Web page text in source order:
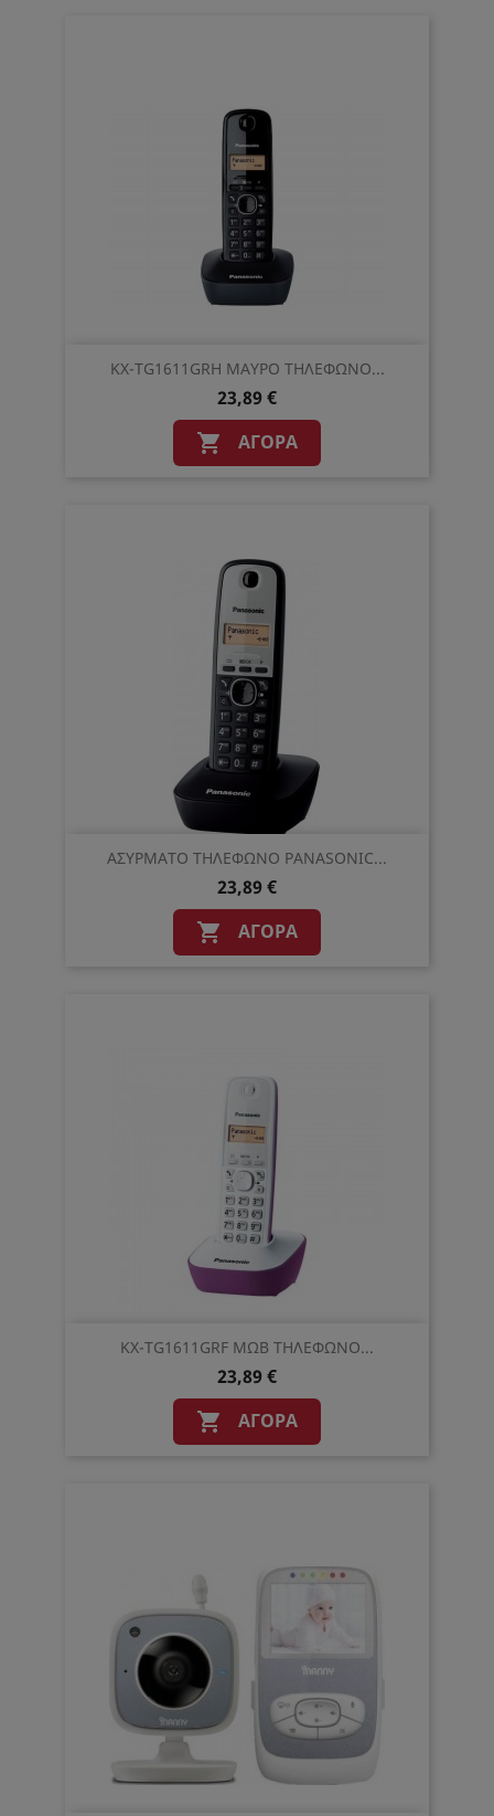
KX-TG1611GRH ΜΑΥΡΟ ΤΗΛΕΦΩΝΟ...
23,89 €
 ΑΓΟΡΆ
ΑΣΥΡΜΑΤΟ ΤΗΛΕΦΩΝΟ PANASONIC...
23,89 €
 ΑΓΟΡΆ
KX-TG1611GRF ΜΩΒ ΤΗΛΕΦΩΝΟ...
23,89 €
 ΑΓΟΡΆ